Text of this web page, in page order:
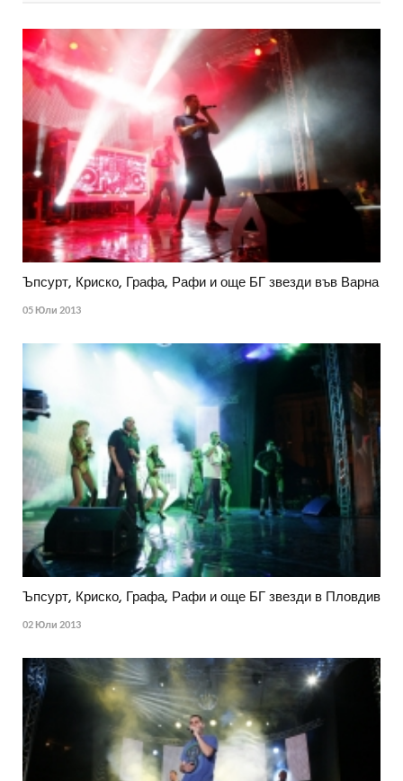
Ъпсурт, Криско, Графа, Рафи и още БГ звезди във Варна
05 Юли 2013
Ъпсурт, Криско, Графа, Рафи и още БГ звезди в Пловдив
02 Юли 2013